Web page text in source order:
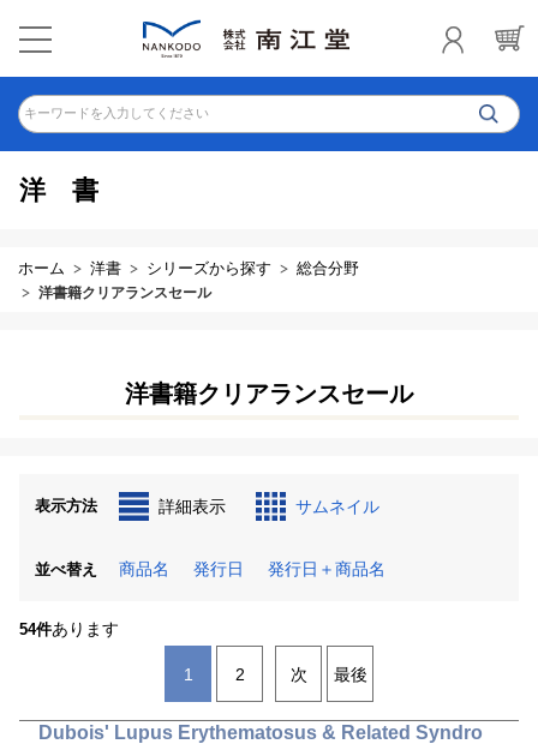
キーワードを入力してください
洋書
ホーム 洋書 シリーズから探す 総合分野
洋書籍クリアランスセール
洋書籍クリアランスセール
表示方法 詳細表示 サムネイル
並べ替え 商品名 発行日 発行日＋商品名
54件あります
1 2 次 最後
Dubois' Lupus Erythematosus & Related Syndro